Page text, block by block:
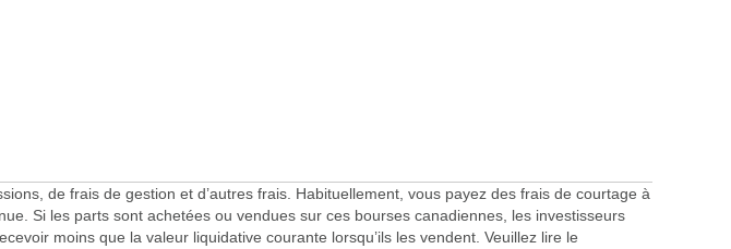
de frais de gestion et d’autres frais. Habituellement, vous payez des frais de courtage à
Si les parts sont achetées ou vendues sur ces bourses canadiennes, les investisseurs
moins que la valeur liquidative courante lorsqu’ils les vendent. Veuillez lire le